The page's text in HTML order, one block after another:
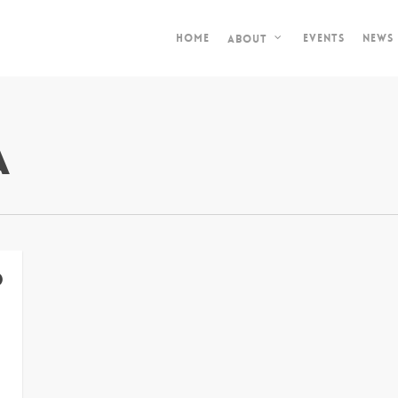
Home About Events News